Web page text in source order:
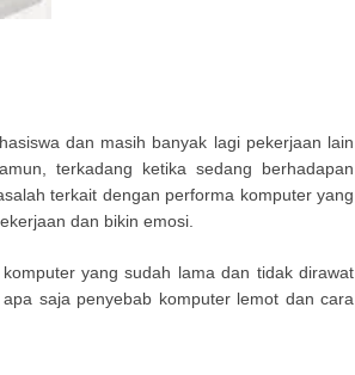
dan masih banyak lagi pekerjaan lain
terkadang ketika sedang berhadapan
terkait dengan performa komputer yang
dan bikin emosi.
yang sudah lama dan tidak dirawat
saja penyebab komputer lemot dan cara